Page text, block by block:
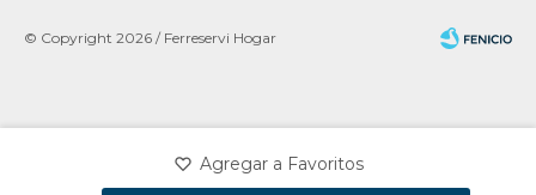
© Copyright 2026 / Ferreservi Hogar